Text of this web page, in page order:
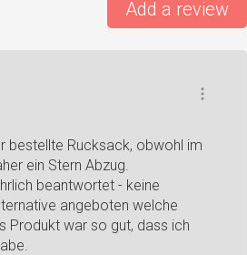
Add a review
bestellte Rucksack, obwohl im
ein Stern Abzug.
beantwortet - keine
angeboten welche
Produkt war so gut, dass ich